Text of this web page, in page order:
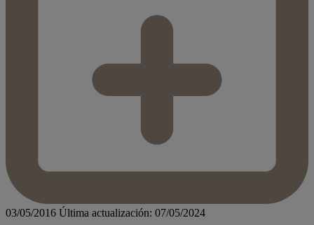
03/05/2016 Última actualización: 07/05/2024